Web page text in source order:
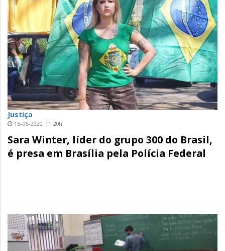
Justiça
15-06-2020, 11:20h
Sara Winter, líder do grupo 300 do Brasil,
é presa em Brasília pela Polícia Federal